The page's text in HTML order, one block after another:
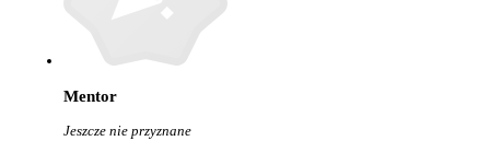
Mentor
Jeszcze nie przyznane